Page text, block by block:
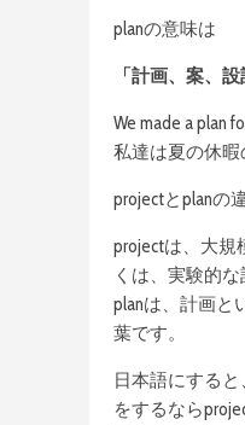
planの意味は
「計画、案、
We made a plan
私達は夏の休暇
projectとplanの
projectは、大規
くは、実験的な
planは、計画と
葉です。
日本語にする
をするなら